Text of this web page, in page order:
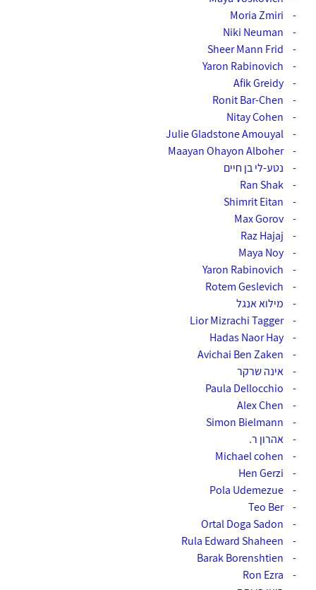
-
Moria Zmiri‎‏
-
Niki Neuman‎‏
-
Sheer Mann Frid‎‏
-
Yaron Rabinovich‎‏
-
Afik Greidy‎‏
-
-
Nitay Cohen‎‏
-
-
Maayan Ohayon Alboher‎‏
-
נטע-לי בן חיים
-
Ran Shak‎‏
-
Shimrit Eitan‎‏
-
Max Gorov‎‏
-
Raz Hajaj‎‏
-
Maya Noy‎‏
-
Yaron Rabinovich
-
Rotem Geslevich‎‏
-
מילוא אנגל
-
Lior Mizrachi Tagger‎‏
-
Hadas Naor Hay‎‏
-
-
אינה שרקר
-
Paula Dellocchio
-
Alex Chen
-
Simon Bielmann
-
אהרון ר.
-
Michael cohen
-
-
Pola Udemezue
-
Teo Ber‎‏
-
Ortal Doga Sadon‎‏
-
Rula Edward Shaheen‎‏
-
Barak Borenshtien‎‏
-
Ron Ezra‎‏